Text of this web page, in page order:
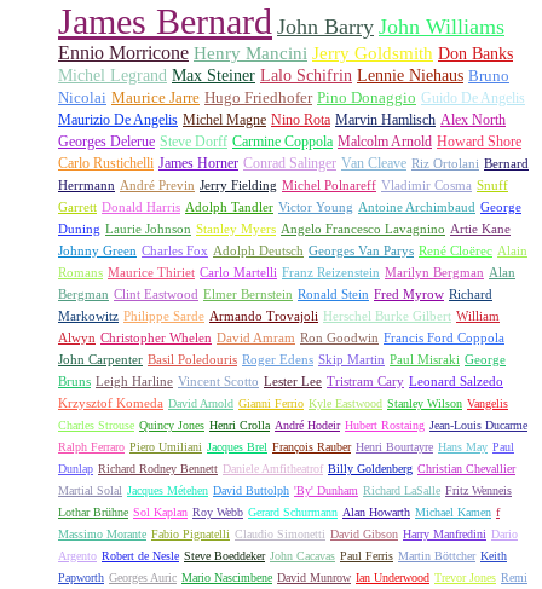
James Bernard John Barry John Williams
Ennio Morricone Henry Mancini Jerry Goldsmith Don Banks
Michel Legrand Max Steiner Lalo Schifrin Lennie Niehaus Bruno
Nicolai Maurice Jarre Hugo Friedhofer Pino Donaggio Guido De Angelis
Maurizio De Angelis Michel Magne Nino Rota Marvin Hamlisch Alex North
Georges Delerue Steve Dorff Carmine Coppola Malcolm Arnold Howard Shore
Carlo Rustichelli James Horner Conrad Salinger Van Cleave Riz Ortolani Bernard
Herrmann André Previn Jerry Fielding Michel Polnareff Vladimir Cosma Snuff
Garrett Donald Harris Adolph Tandler Victor Young Antoine Archimbaud George
Duning Laurie Johnson Stanley Myers Angelo Francesco Lavagnino Artie Kane
Johnny Green Charles Fox Adolph Deutsch Georges Van Parys René Cloërec Alain
Romans Maurice Thiriet Carlo Martelli Franz Reizenstein Marilyn Bergman Alan
Bergman Clint Eastwood Elmer Bernstein Ronald Stein Fred Myrow Richard
Markowitz Philippe Sarde Armando Trovajoli Herschel Burke Gilbert William
Alwyn Christopher Whelen David Amram Ron Goodwin Francis Ford Coppola
John Carpenter Basil Poledouris Roger Edens Skip Martin Paul Misraki George
Bruns Leigh Harline Vincent Scotto Lester Lee Tristram Cary Leonard Salzedo
Krzysztof Komeda David Arnold Gianni Ferrio Kyle Eastwood Stanley Wilson Vangelis
Charles Strouse Quincy Jones Henri Crolla André Hodeir Hubert Rostaing Jean-Louis Ducarme
Ralph Ferraro Piero Umiliani Jacques Brel François Rauber Henri Bourtayre Hans May Paul
Dunlap Richard Rodney Bennett Daniele Amfitheatrof Billy Goldenberg Christian Chevallier
Martial Solal Jacques Métehen David Buttolph 'By' Dunham Richard LaSalle Fritz Wenneis
Lothar Brühne Sol Kaplan Roy Webb Gerard Schurmann Alan Howarth Michael Kamen f
Massimo Morante Fabio Pignatelli Claudio Simonetti David Gibson Harry Manfredini Dario
Argento Robert de Nesle Steve Boeddeker John Cacavas Paul Ferris Martin Böttcher Keith
Papworth Georges Auric Mario Nascimbene David Munrow Ian Underwood Trevor Jones Remi